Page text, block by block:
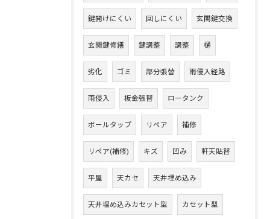
鍵開けにくい 回しにくい 玄関鍵交換
玄関鍵修繕 鍵調整 調整 樋
劣化 ゴミ 部分張替 雨侵入経路
雨侵入 板金張替 ロータンク
ボールタップ リペア 補修
リペア(補修) キズ 凹み 軒天貼替
平屋 天カセ 天井埋め込み
天井埋め込みカセット型 カセット型